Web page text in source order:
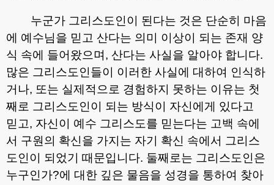
누군가 그리스도인이 된다는 것은 단순히 마음
에 예수님을 믿고 산다는 의미 이상이 되는 존재 양
식 속에 들어왔으며 , 산다는 사실을 알아야 합니다.
많은 그리스도인들이 이러한 사실에 대하여 인식하
거나, 또는 실제적으로 경험하지 못하는 이유는 첫
째로 그리스도인이 되는 방식이 자신에게 있다고
믿고, 자신이 예수 그리스도를 믿는다는 고백 속에
서 구원의 확신을 가지는 자기 확신 속에서 그리스
도인이 되었기 때문입니다. 둘째로는 그리스도인은
누구인가?에 대한 깊은 물음을 성경을 통하여 찾아